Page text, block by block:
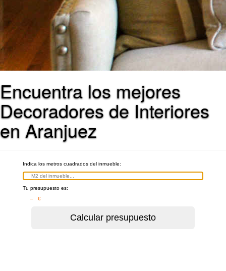
Encuentra los mejores
Decoradores de Interiores
en Aranjuez
Indica los metros cuadrados del inmueble:
Tu presupuesto es:
– €